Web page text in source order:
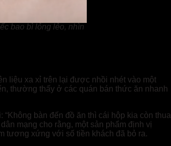
bao bì lỏng lẻo, nhìn
liệu xa xỉ trên lại được nhồi nhét vào một
thường thấy ở các quán bán thức ăn nhanh
bàn đến đồ ăn thì cái hộp kia còn thua
mạng cho rằng, một sản phẩm định vị
tương xứng với số tiền khách đã bỏ ra.